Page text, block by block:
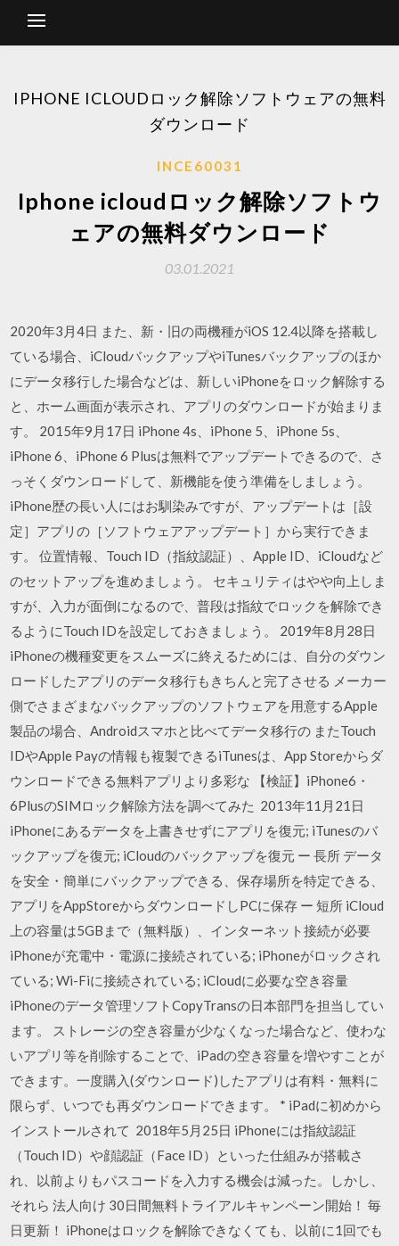
IPHONE ICLOUDロック解除ソフトウェアの無料
ダウンロード
INCE60031
Iphone icloudロック解除ソフトウ
ェアの無料ダウンロード
03.01.2021
2020年3月4日 また、新・旧の両機種がiOS 12.4以降を搭載し
ている場合、iCloudバックアップやiTunesバックアップのほか
にデータ移行した場合などは、新しいiPhoneをロック解除する
と、ホーム画面が表示され、アプリのダウンロードが始まりま
す。 2015年9月17日 iPhone 4s、iPhone 5、iPhone 5s、
iPhone 6、iPhone 6 Plusは無料でアップデートできるので、さ
っそくダウンロードして、新機能を使う準備をしましょう。
iPhone歴の長い人にはお馴染みですが、アップデートは［設
定］アプリの［ソフトウェアアップデート］から実行できま
す。 位置情報、Touch ID（指紋認証）、Apple ID、iCloudなど
のセットアップを進めましょう。 セキュリティはやや向上しま
すが、入力が面倒になるので、普段は指紋でロックを解除でき
るようにTouch IDを設定しておきましょう。 2019年8月28日
iPhoneの機種変更をスムーズに終えるためには、自分のダウン
ロードしたアプリのデータ移行もきちんと完了させる メーカー
側でさまざまなバックアップのソフトウェアを用意するApple
製品の場合、Androidスマホと比べてデータ移行の またTouch
IDやApple Payの情報も複製できるiTunesは、App Storeからダ
ウンロードできる無料アプリより多彩な 【検証】iPhone6・
6PlusのSIMロック解除方法を調べてみた 2013年11月21日
iPhoneにあるデータを上書きせずにアプリを復元; iTunesのバ
ックアップを復元; iCloudのバックアップを復元 ー 長所 データ
を安全・簡単にバックアップできる、保存場所を特定できる、
アプリをAppStoreからダウンロードしPCに保存 ー 短所 iCloud
上の容量は5GBまで（無料版）、インターネット接続が必要
iPhoneが充電中・電源に接続されている; iPhoneがロックされ
ている; Wi-Fiに接続されている; iCloudに必要な空き容量
iPhoneのデータ管理ソフトCopyTransの日本部門を担当してい
ます。 ストレージの空き容量が少なくなった場合など、使わな
いアプリ等を削除することで、iPadの空き容量を増やすことが
できます。一度購入(ダウンロード)したアプリは有料・無料に
限らず、いつでも再ダウンロードできます。 * iPadに初めから
インストールされて 2018年5月25日 iPhoneには指紋認証
（Touch ID）や顔認証（Face ID）といった仕組みが搭載さ
れ、以前よりもパスコードを入力する機会は減った。しかし、
それら 法人向け 30日間無料トライアルキャンペーン開始！ 毎
日更新！ iPhoneはロックを解除できなくても、以前に1回でも